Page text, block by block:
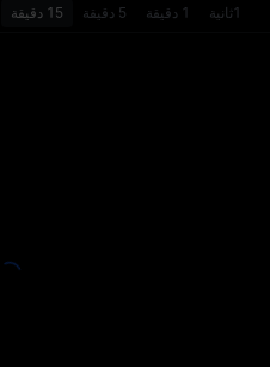
1ثانية 1 دقيقة 5 دقيقة 15 دقيقة